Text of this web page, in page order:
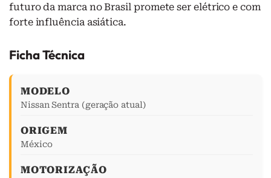
futuro da marca no Brasil promete ser elétrico e com
forte influência asiática.
Ficha Técnica
MODELO
Nissan Sentra (geração atual)
ORIGEM
México
MOTORIZAÇÃO